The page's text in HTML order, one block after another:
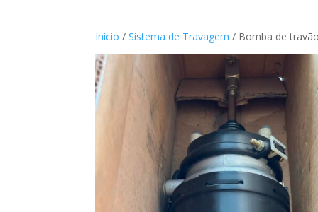
Início /Sistema de Travagem / Bomba de